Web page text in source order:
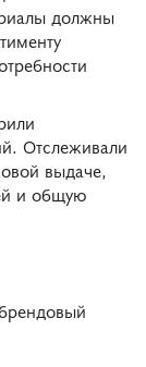
должны
Отслеживали
выдаче,
и общую